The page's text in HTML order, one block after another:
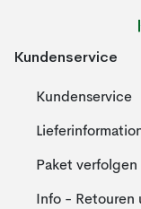
Kundenservice
Kundenservice
Paket verfolgen
Info - Retouren